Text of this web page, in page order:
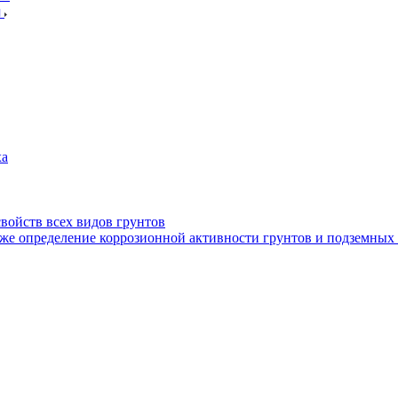
всех видов грунтов
определение коррозионной активности грунтов и подземных